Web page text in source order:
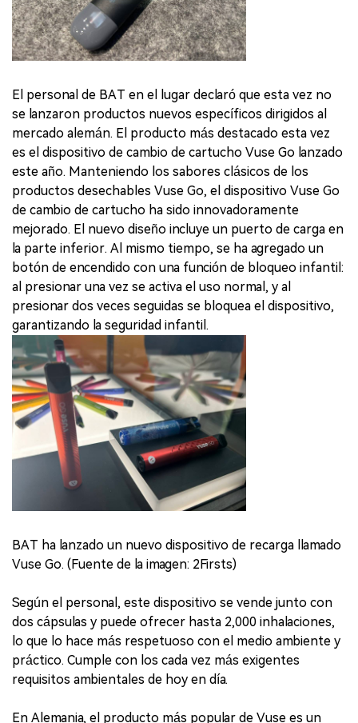
El personal de BAT en el lugar declaró que esta vez no
se lanzaron productos nuevos específicos dirigidos al
mercado alemán. El producto más destacado esta vez
es el dispositivo de cambio de cartucho Vuse Go lanzado
este año. Manteniendo los sabores clásicos de los
productos desechables Vuse Go, el dispositivo Vuse Go
de cambio de cartucho ha sido innovadoramente
mejorado. El nuevo diseño incluye un puerto de carga en
la parte inferior. Al mismo tiempo, se ha agregado un
botón de encendido con una función de bloqueo infantil:
al presionar una vez se activa el uso normal, y al
presionar dos veces seguidas se bloquea el dispositivo,
garantizando la seguridad infantil.
BAT ha lanzado un nuevo dispositivo de recarga llamado
Vuse Go. (Fuente de la imagen: 2Firsts)
Según el personal, este dispositivo se vende junto con
dos cápsulas y puede ofrecer hasta 2,000 inhalaciones,
lo que lo hace más respetuoso con el medio ambiente y
práctico. Cumple con los cada vez más exigentes
requisitos ambientales de hoy en día.
En Alemania, el producto más popular de Vuse es un